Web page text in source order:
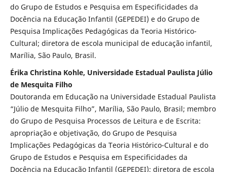
do Grupo de Estudos e Pesquisa em Especificidades da
Docência na Educação Infantil (GEPEDEI) e do Grupo de
Pesquisa Implicações Pedagógicas da Teoria Histórico-
Cultural; diretora de escola municipal de educação infantil,
Marília, São Paulo, Brasil.
Érika Christina Kohle, Universidade Estadual Paulista Júlio
de Mesquita Filho
Doutoranda em Educação na Universidade Estadual Paulista
“Júlio de Mesquita Filho”, Marília, São Paulo, Brasil; membro
do Grupo de Pesquisa Processos de Leitura e de Escrita:
apropriação e objetivação, do Grupo de Pesquisa
Implicações Pedagógicas da Teoria Histórico-Cultural e do
Grupo de Estudos e Pesquisa em Especificidades da
Docência na Educação Infantil (GEPEDEI); diretora de escola